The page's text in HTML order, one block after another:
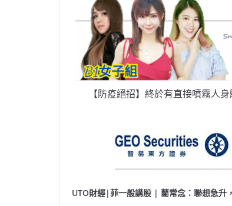
【防疫絕招】終於有直接噴霧人
UTO財經|菲一般講股 | 藺常念：聯想急升